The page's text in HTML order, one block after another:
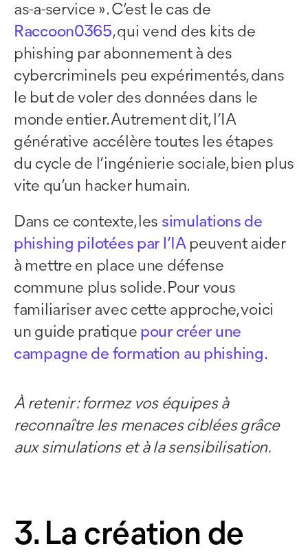
as-a-service ». C’est le cas de
Raccoon0365, qui vend des kits de
phishing par abonnement à des
cybercriminels peu expérimentés, dans
le but de voler des données dans le
monde entier. Autrement dit, l’IA
générative accélère toutes les étapes
du cycle de l’ingénierie sociale, bien plus
vite qu’un hacker humain.
Dans ce contexte, les simulations de
phishing pilotées par l’IApeuvent aider
à mettre en place une défense
commune plus solide. Pour vous
familiariser avec cette approche, voici
un guide pratique pour créer une
campagne de formation au phishing.
À retenir : formez vos équipes à
reconnaître les menaces ciblées grâce
aux simulations et à la sensibilisation.
3. La création de